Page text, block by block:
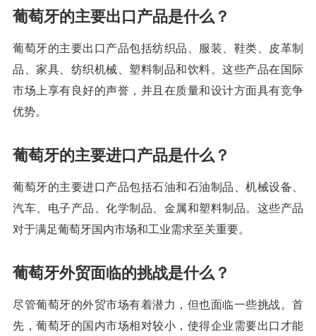
葡萄牙的主要出口产品是什么？
葡萄牙的主要出口产品包括纺织品、服装、鞋类、皮革制
品、家具、纺织机械、塑料制品和饮料。这些产品在国际
市场上享有良好的声誉，并且在质量和设计方面具有竞争
优势。
葡萄牙的主要进口产品是什么？
葡萄牙的主要进口产品包括石油和石油制品、机械设备、
汽车、电子产品、化学制品、金属和塑料制品。这些产品
对于满足葡萄牙国内市场和工业需求至关重要。
葡萄牙外贸面临的挑战是什么？
尽管葡萄牙的外贸市场有着潜力，但也面临一些挑战。首
先，葡萄牙的国内市场相对较小，使得企业需要出口才能